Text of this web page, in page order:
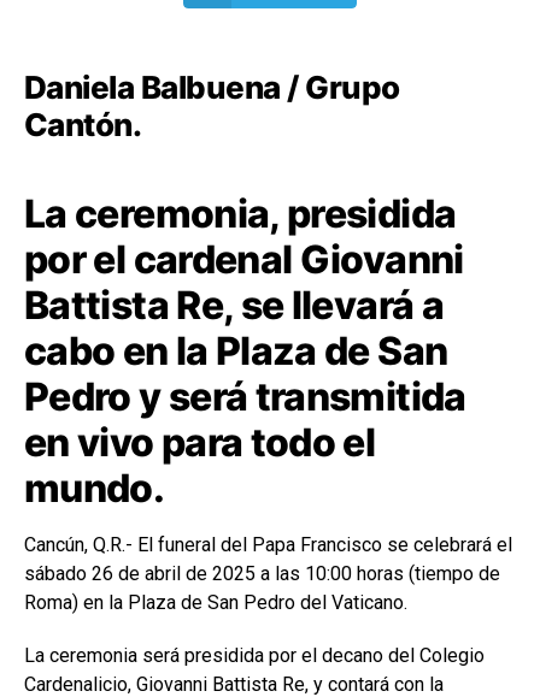
Daniela Balbuena / Grupo
Cantón.
La ceremonia, presidida
por el cardenal Giovanni
Battista Re, se llevará a
cabo en la Plaza de San
Pedro y será transmitida
en vivo para todo el
mundo.
Cancún, Q.R.- El funeral del Papa Francisco se celebrará el
sábado 26 de abril de 2025 a las 10:00 horas (tiempo de
Roma) en la Plaza de San Pedro del Vaticano.
La ceremonia será presidida por el decano del Colegio
Cardenalicio, Giovanni Battista Re, y contará con la